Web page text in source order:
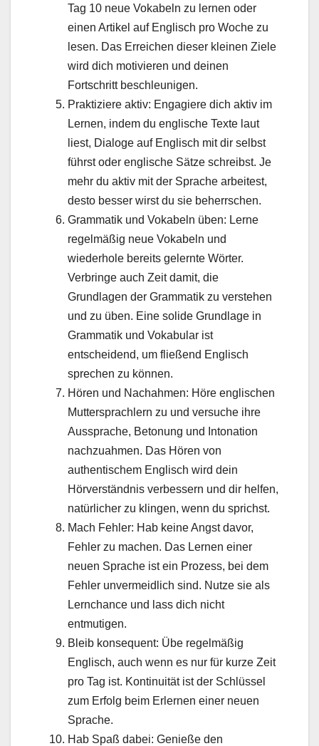
Tag 10 neue Vokabeln zu lernen oder
einen Artikel auf Englisch pro Woche zu
lesen. Das Erreichen dieser kleinen Ziele
wird dich motivieren und deinen
Fortschritt beschleunigen.
Praktiziere aktiv: Engagiere dich aktiv im
Lernen, indem du englische Texte laut
liest, Dialoge auf Englisch mit dir selbst
führst oder englische Sätze schreibst. Je
mehr du aktiv mit der Sprache arbeitest,
desto besser wirst du sie beherrschen.
Grammatik und Vokabeln üben: Lerne
regelmäßig neue Vokabeln und
wiederhole bereits gelernte Wörter.
Verbringe auch Zeit damit, die
Grundlagen der Grammatik zu verstehen
und zu üben. Eine solide Grundlage in
Grammatik und Vokabular ist
entscheidend, um fließend Englisch
sprechen zu können.
Hören und Nachahmen: Höre englischen
Muttersprachlern zu und versuche ihre
Aussprache, Betonung und Intonation
nachzuahmen. Das Hören von
authentischem Englisch wird dein
Hörverständnis verbessern und dir helfen,
natürlicher zu klingen, wenn du sprichst.
Mach Fehler: Hab keine Angst davor,
Fehler zu machen. Das Lernen einer
neuen Sprache ist ein Prozess, bei dem
Fehler unvermeidlich sind. Nutze sie als
Lernchance und lass dich nicht
entmutigen.
Bleib konsequent: Übe regelmäßig
Englisch, auch wenn es nur für kurze Zeit
pro Tag ist. Kontinuität ist der Schlüssel
zum Erfolg beim Erlernen einer neuen
Sprache.
Hab Spaß dabei: Genieße den